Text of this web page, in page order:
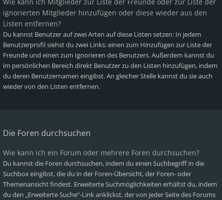
ignorierten Mitglieder hinzufügen oder diese wieder aus den
Listen entfernen?
Du kannst Benutzer auf zwei Arten auf diese Listen setzen: In jedem
Benutzerprofil siehst du zwei Links: einen zum Hinzufügen zur Liste der
Freunde und einen zum Ignorieren des Benutzers. Außerdem kannst du
im persönlichen Bereich direkt Benutzer zu den Listen hinzufügen, indem
du deren Benutzernamen eingibst. An gleicher Stelle kannst du sie auch
wieder von den Listen entfernen.
Die Foren durchsuchen
Wie kann ich ein Forum oder mehrere Foren durchsuchen?
Du kannst die Foren durchsuchen, indem du einen Suchbegriff in die
Suchbox eingibst, die du in der Foren-Übersicht, der Foren- oder
Themenansicht findest. Erweiterte Suchmöglichkeiten erhältst du, indem
du den „Erweiterte Suche“-Link anklickst, der von jeder Seite des Forums